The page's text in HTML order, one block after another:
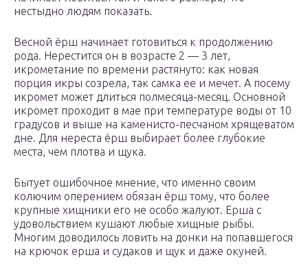
нестыдно людям показать.
Весной ёрш начинает готовиться к продолжению
рода. Нерестится он в возрасте 2 — 3 лет,
икрометание по времени растянуто: как новая
порция икры созрела, так самка ее и мечет. А посему
икромет может длиться полмесяца-месяц. Основной
икромет проходит в мае при температуре воды от 10
градусов и выше на каменисто-песчаном хрящеватом
дне. Для нереста ёрш выбирает более глубокие
места, чем плотва и щука.
Бытует ошибочное мнение, что именно своим
колючим оперением обязан ёрш тому, что более
крупные хищники его не особо жалуют. Ерша с
удовольствием кушают любые хищные рыбы.
Многим доводилось ловить на донки на попавшегося
на крючок ерша и судаков и щук и даже окуней.